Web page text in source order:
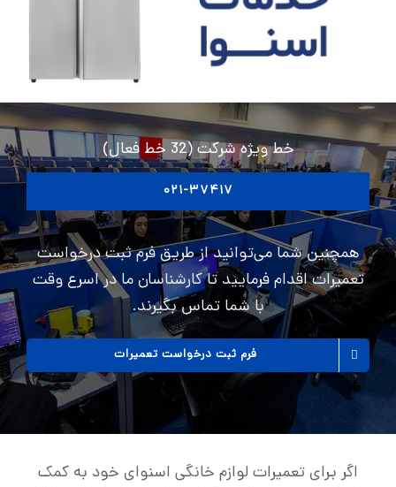
خط ویژه شرکت (32 خط فعال)
۰۲۱-۳۷۴۱۷
همچنین شما می‌توانید از طریق فرم ثبت درخواست
تعمیرات اقدام فرمايید تا کارشناسان ما در اسرع وقت
با شما تماس بگیرند.
فرم ثبت درخواست تعمیرات
اگر برای تعمیرات لوازم خانگی اسنوای خود به کمک